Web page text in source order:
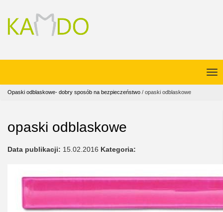
Opaski odblaskowe- dobry sposób na bezpieczeństwo / opaski odblaskowe
opaski odblaskowe
Data publikacji: 15.02.2016 Kategoria: